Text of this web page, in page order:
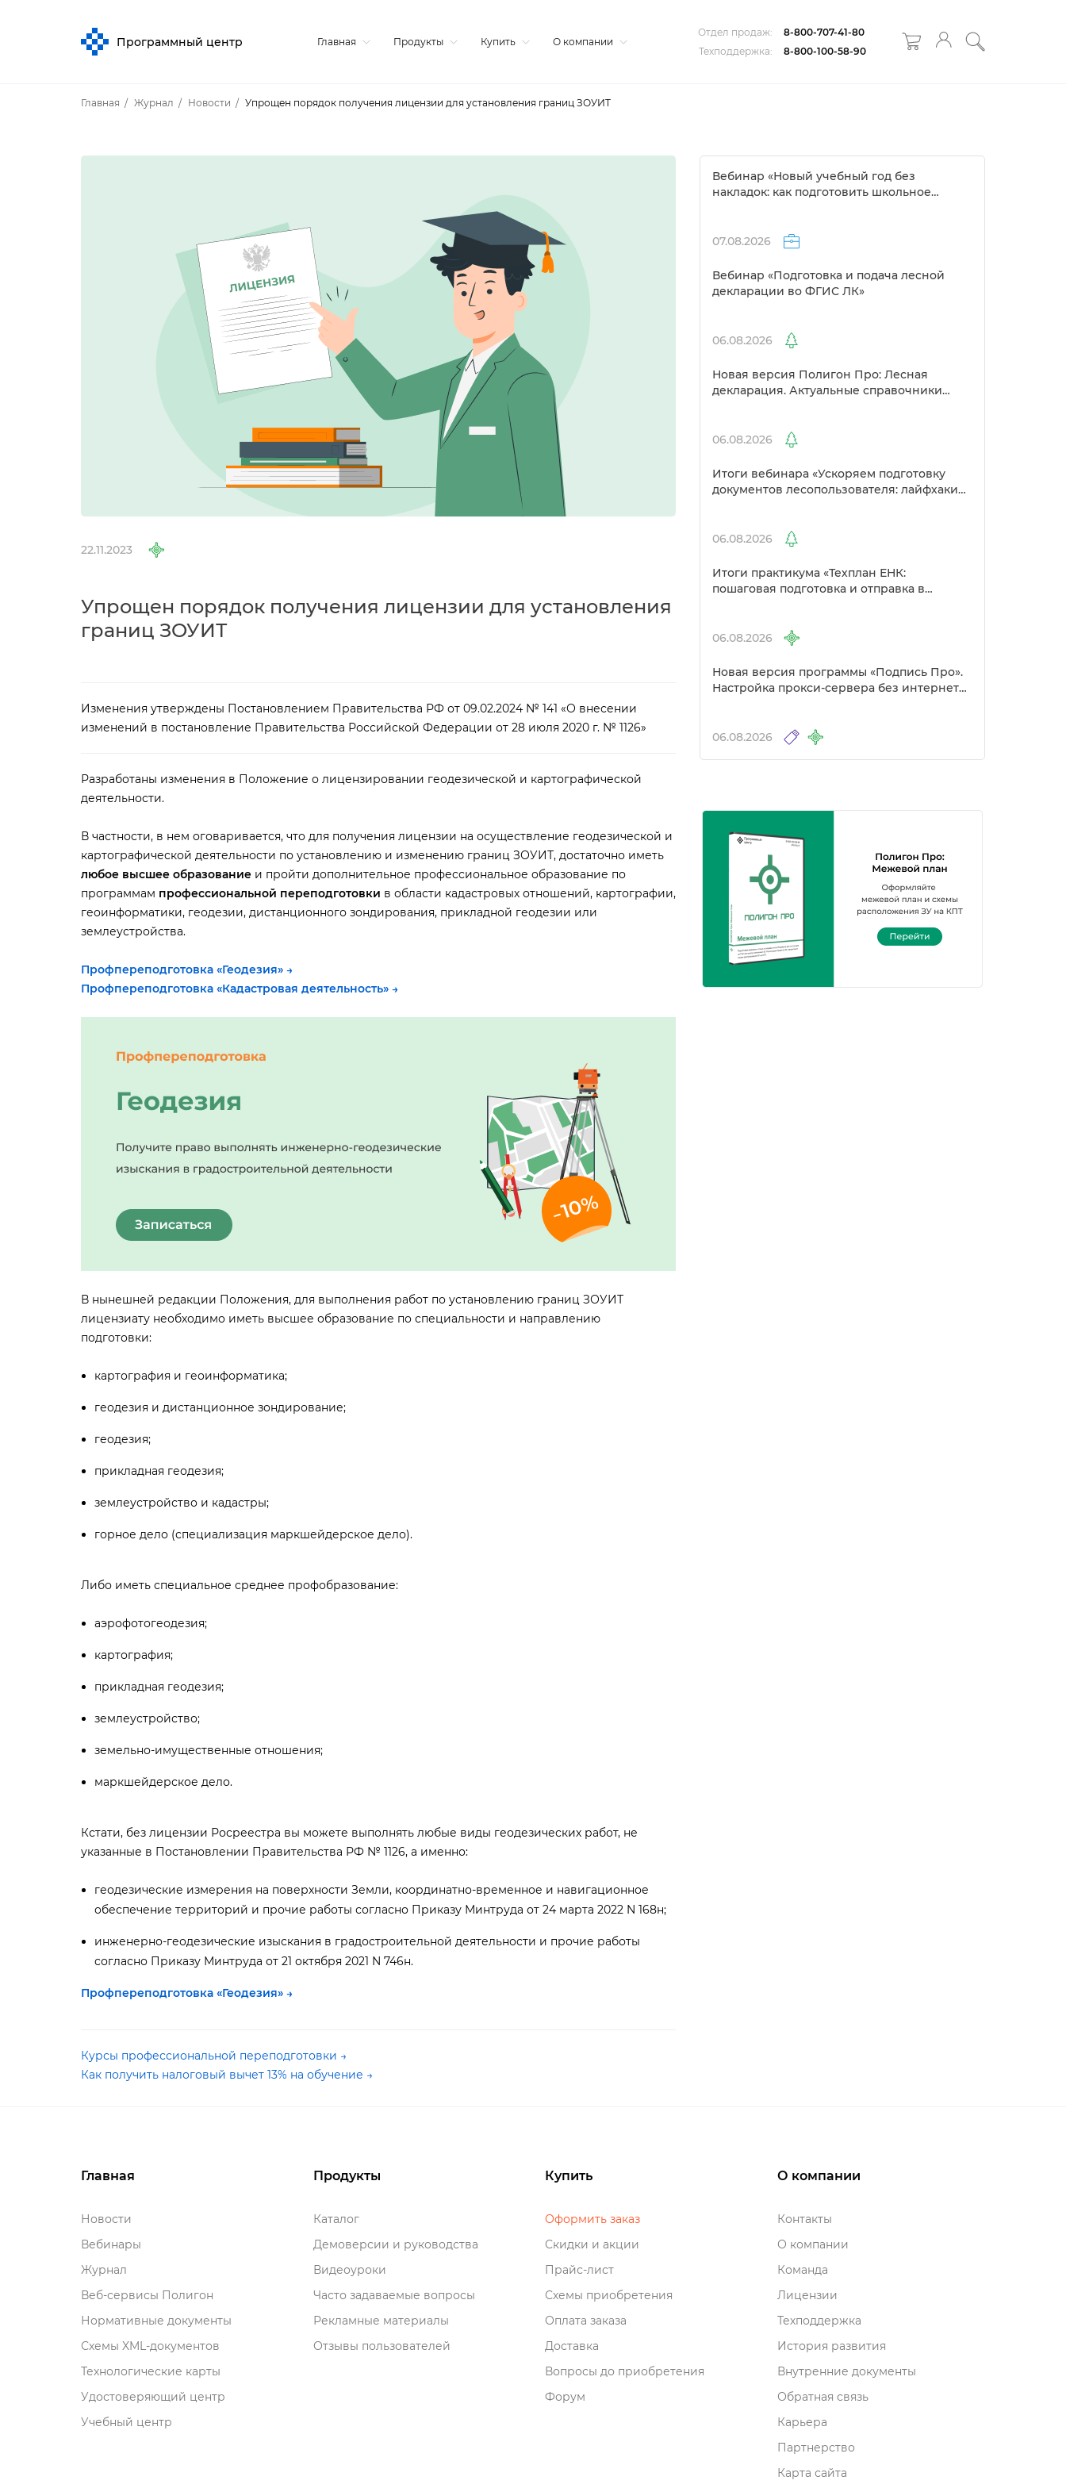
Программный центр Главная Продукты Купить О компании
Отдел продаж:
8-800-707-41-80
Техподдержка:
8-800-100-58-90
Главная Журнал Новости Упрощен порядок получения лицензии для установления границ ЗОУИТ
22.11.2023
Упрощен порядок получения лицензии для установления
раниц ЗОУИТ
Изменения утверждены Постановлением Правительства РФ от 09.02.2024 № 141 «О внесении
изменений в постановление Правительства Российской Федерации от 28 июля 2020 г. № 1126»
Разработаны изменения в Положение о лицензировании геодезической и картографической
деятельности.
частности, в нем оговаривается, что для получения лицензии на осуществление геодезической и
картографической деятельности по установлению и изменению границ ЗОУИТ, достаточно иметь
любое высшее образование и пройти дополнительное профессиональное образование по
программам профессиональной переподготовки области кадастровых отношений, картографии,
еоинформатики, геодезии, дистанционного зондирования, прикладной геодезии или
землеустройства.
Профпереподготовка «Геодезия» →
Профпереподготовка «Кадастровая деятельность» →
нынешней редакции Положения, для выполнения работ по установлению границ ЗОУИТ
лицензиату необходимо иметь высшее образование по специальности и направлению
подготовки:
картография и геоинформатика;
еодезия и дистанционное зондирование;
еодезия;
прикладная геодезия;
землеустройство и кадастры;
орное дело (специализация маркшейдерское дело).
Либо иметь специальное среднее профобразование:
аэрофотогеодезия;
картография;
прикладная геодезия;
землеустройство;
земельно-имущественные отношения;
маркшейдерское дело.
Кстати, без лицензии Росреестра вы можете выполнять любые виды геодезических работ, не
указанные в Постановлении Правительства РФ № 1126, а именно:
еодезические измерения на поверхности Земли, координатно-временное и навигационное
обеспечение территорий и прочие работы согласно Приказу Минтруда от 24 марта 2022 N 168н;
инженерно-геодезические изыскания в градостроительной деятельности и прочие работы
согласно Приказу Минтруда от 21 октября 2021 N 746н.
Профпереподготовка «Геодезия» →
Курсы профессиональной переподготовки →
Как получить налоговый вычет 13% на обучение →
ебинар «Новый учебный год без
накладок: как подготовить школьное
07.08.2026
ебинар «Подготовка и подача лесной
декларации во ФГИС ЛК»
06.08.2026
Новая версия Полигон Про: Лесная
декларация. Актуальные справочники
06.08.2026
Итоги вебинара «Ускоряем подготовку
документов лесопользователя: лайфхаки
06.08.2026
Итоги практикума «Техплан ЕНК:
пошаговая подготовка и отправка
06.08.2026
Новая версия программы «Подпись Про».
Настройка прокси-сервера без интернета
06.08.2026
Главная
Новости
ебинары
Журнал
еб-сервисы Полигон
Нормативные документы
Схемы XML-документо
Технологические карты
Удостоверяющий центр
Учебный центр
Продукты
Катало
Демоверсии и руководства
идеоуроки
Часто задаваемые вопросы
Рекламные материалы
Отзывы пользователей
Купить
Оформить заказ
Скидки и акции
Прайс-лист
Схемы приобретения
Оплата заказа
Доставка
опросы до приобретения
Форум
О компании
Контакты
О компании
Команда
Лицензии
Техподдержка
История развития
нутренние документы
Обратная связь
Карьера
Партнерство
Карта сайта